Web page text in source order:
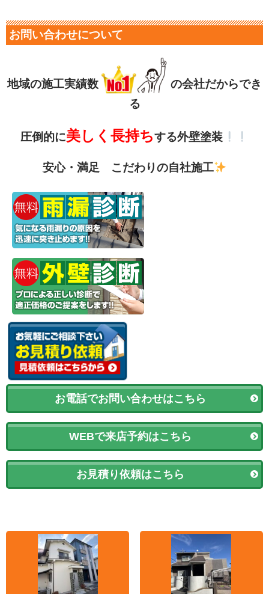
お問い合わせについて
地域の施工実績数
の会社だからでき
る
圧倒的に美しく長持ちする外壁塗装
安心・満足 こだわりの自社施工
お電話でお問い合わせはこちら
WEBで来店予約はこちら
お見積り依頼はこちら